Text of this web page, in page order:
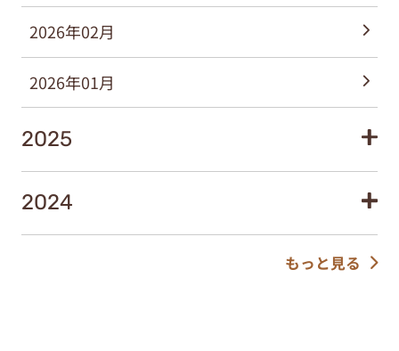
2026年02月
2026年01月
2025
2024
もっと見る